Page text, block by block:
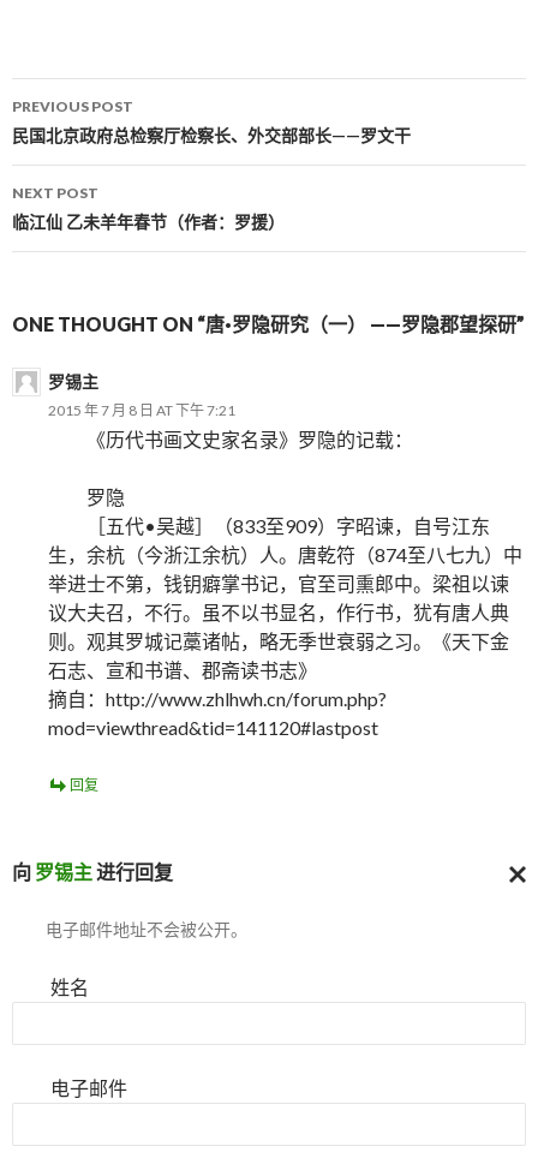
Post navigation
PREVIOUS POST
民国北京政府总检察厅检察长、外交部部长——罗文干
NEXT POST
临江仙 乙未羊年春节（作者：罗援）
ONE THOUGHT ON “唐·罗隐研究（一） ——罗隐郡望探研”
罗锡主
2015 年 7 月 8 日 AT 下午 7:21
《历代书画文史家名录》罗隐的记载：
罗隐
［五代•吴越］（833至909）字昭谏，自号江东
生，余杭（今浙江余杭）人。唐乾符（874至八七九）中
举进士不第，钱钥癖掌书记，官至司熏郎中。梁祖以谏
议大夫召，不行。虽不以书显名，作行书，犹有唐人典
则。观其罗城记藁诸帖，略无季世衰弱之习。《天下金
石志、宣和书谱、郡斋读书志》
摘自：http://www.zhlhwh.cn/forum.php?
mod=viewthread&tid=141120#lastpost
回复
向 罗锡主 进行回复
电子邮件地址不会被公开。
姓名
电子邮件